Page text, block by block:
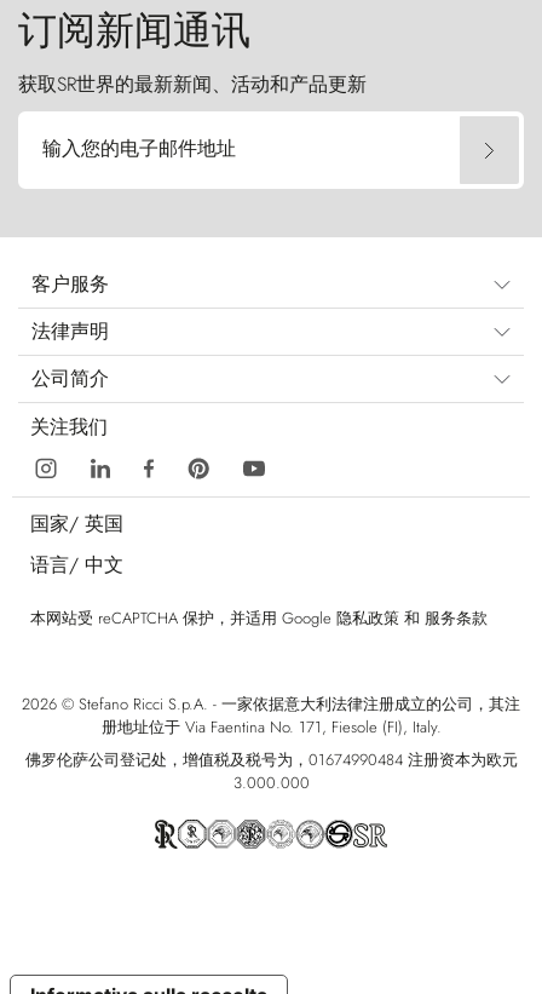
订阅新闻通讯
获取SR世界的最新新闻、活动和产品更新
输入您的电子邮件地址
客户服务
法律声明
公司简介
关注我们
国家/ 英国
语言/ 中文
本网站受 reCAPTCHA 保护，并适用 Google 隐私政策 和 服务条款
2026 © Stefano Ricci S.p.A. - 一家依据意大利法律注册成立的公司，其注
册地址位于 Via Faentina No. 171, Fiesole (FI), Italy.
佛罗伦萨公司登记处，增值税及税号为，01674990484 注册资本为欧元
3.000.000